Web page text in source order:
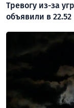
Тревогу из-за
объявили в 22.52